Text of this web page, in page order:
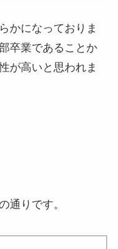
かになっておりま
卒業であることか
が高いと思われま
通りです。